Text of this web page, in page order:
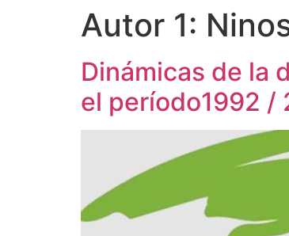
Autor 1:
Dinámicas de la
el período1992 /